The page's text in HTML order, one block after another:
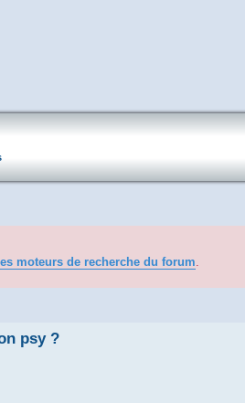
moteurs de recherche du forum.
psy ?